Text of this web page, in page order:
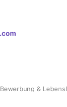
Bewerbung &